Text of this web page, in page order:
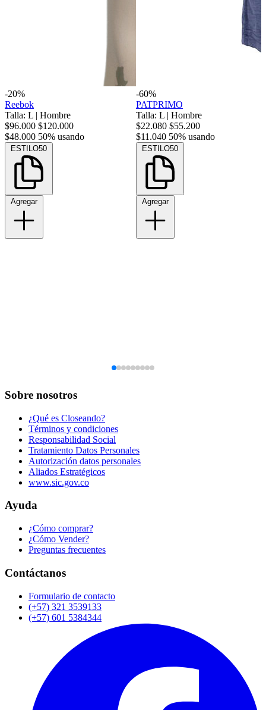
-20%
Reebok
Talla: L | Hombre
$96.000 $120.000
$48.000 50% usando
ESTILO50
Agregar
-60%
PATPRIMO
Talla: L | Hombre
$22.080 $55.200
$11.040 50% usando
ESTILO50
Agregar
Sobre nosotros
¿Qué es Closeando?
Términos y condiciones
Responsabilidad Social
Tratamiento Datos Personales
Autorización datos personales
Aliados Estratégicos
www.sic.gov.co
Ayuda
¿Cómo comprar?
¿Cómo Vender?
Preguntas frecuentes
Contáctanos
Formulario de contacto
(+57) 321 3539133
(+57) 601 5384344